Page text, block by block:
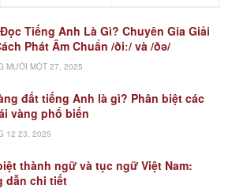
Tiếng Anh Là Gì? Chuyên Gia Giải
Phát Âm Chuẩn /ðiː/ và /ðə/
MƯỜI MỘT 27, 2025
đất tiếng Anh là gì? Phân biệt các
vàng phổ biến
12 23, 2025
thành ngữ và tục ngữ Việt Nam:
dẫn chi tiết